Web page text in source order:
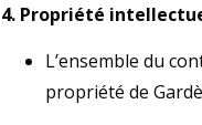
4. Propriété
L’ensemble du
propriété de